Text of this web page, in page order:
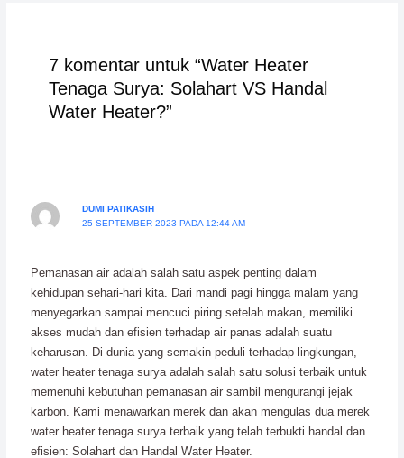
7 komentar untuk “Water Heater
Tenaga Surya: Solahart VS Handal
Water Heater?”
DUMI PATIKASIH
25 SEPTEMBER 2023 PADA 12:44 AM
Pemanasan air adalah salah satu aspek penting dalam
kehidupan sehari-hari kita. Dari mandi pagi hingga malam yang
menyegarkan sampai mencuci piring setelah makan, memiliki
akses mudah dan efisien terhadap air panas adalah suatu
keharusan. Di dunia yang semakin peduli terhadap lingkungan,
water heater tenaga surya adalah salah satu solusi terbaik untuk
memenuhi kebutuhan pemanasan air sambil mengurangi jejak
karbon. Kami menawarkan merek dan akan mengulas dua merek
water heater tenaga surya terbaik yang telah terbukti handal dan
efisien: Solahart dan Handal Water Heater.